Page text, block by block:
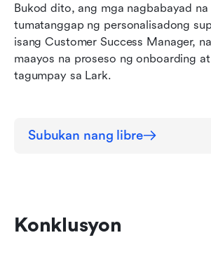
Bukod dito, ang mga nagbabayad
tumatanggap ng personalisadong
isang Customer Success Manager,
maayos na proseso ng onboarding
tagumpay sa Lark.
Subukan nang libre
Konklusyon